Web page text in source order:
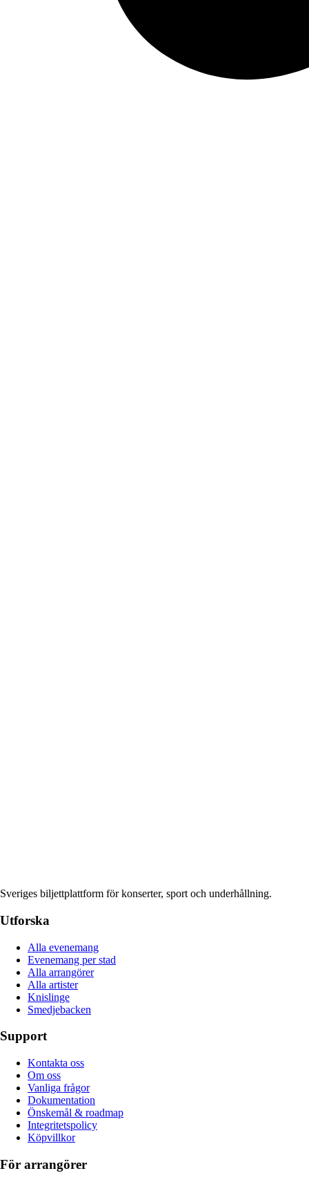
Sveriges biljettplattform för konserter, sport och underhållning.
Utforska
Alla evenemang
Evenemang per stad
Alla arrangörer
Alla artister
Knislinge
Smedjebacken
Support
Kontakta oss
Om oss
Vanliga frågor
Dokumentation
Önskemål & roadmap
Integritetspolicy
Köpvillkor
För arrangörer